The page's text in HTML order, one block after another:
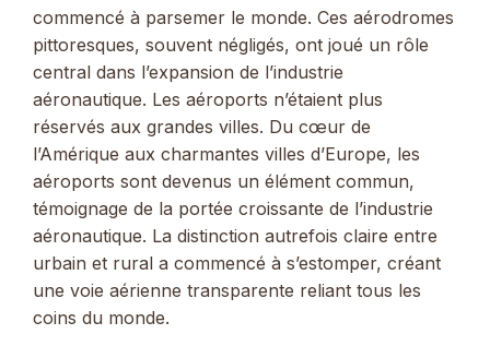
commencé à parsemer le monde. Ces aérodromes
pittoresques, souvent négligés, ont joué un rôle
central dans l’expansion de l’industrie
aéronautique. Les aéroports n’étaient plus
réservés aux grandes villes. Du cœur de
l’Amérique aux charmantes villes d’Europe, les
aéroports sont devenus un élément commun,
témoignage de la portée croissante de l’industrie
aéronautique. La distinction autrefois claire entre
urbain et rural a commencé à s’estomper, créant
une voie aérienne transparente reliant tous les
coins du monde.